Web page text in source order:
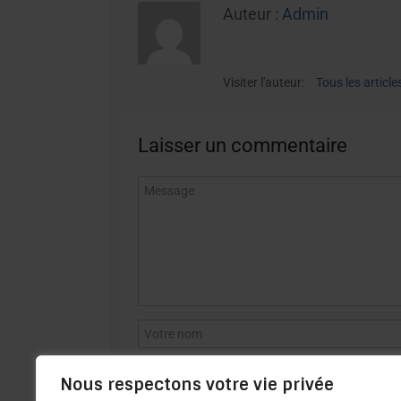
Nous respectons votre vie privée
Auteur : Admin
Visiter l'auteur: Tous les
Laisser un commentaire